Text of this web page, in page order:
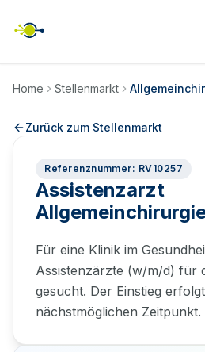
Home Stellenmarkt
Zurück zum Stellenmarkt
Referenznummer: RV10257
Assistenzarzt
Für eine Klinik im
Assistenzärzte (w/m/d) für
gesucht. Der Einstieg
nächstmöglichen Zeitpunkt.